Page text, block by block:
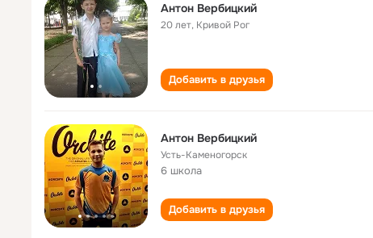
Антон Вербицкий
20 лет, Кривой Рог
Добавить в друзья
Антон Вербицкий
Усть-Каменогорск
6 школа
Добавить в друзья